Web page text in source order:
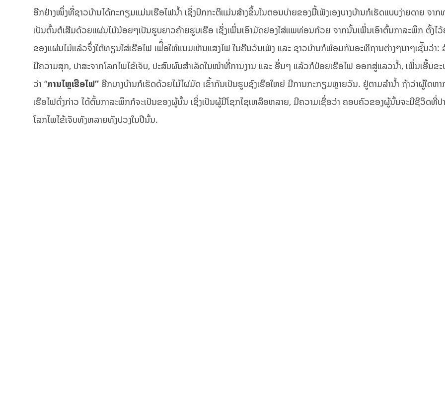
ອີກຢ່າງໜຶ່ງທີ່ຊາວບ້ານໄດ້ກະກຽມແມ່ນເຮືອໄຟນ້ຳ ເຊິ່ງປົກກະຕິແມ່ນສ້າງຂຶ້ນໃນຕອນບ່າຍຂອງມື້ເພັງເອງບາງບ້ານກໍເຮັດແບບງ່າຍດາຍ ຈາ
ເປັນຕົ້ນຕໍເສີມດ້ວຍແຜ່ນໄມ້ນ້ອຍໆເປັນຮູບຍາວຄ້າຍຮູບເຮືອ ເຊິ່ງເພິ່ນເອົາມັດຢອງໃສ່ແພທ່ອນກ້ວຍ ຈາກນັ້ນເພິ່ນເອົາຕົ້ນກາລະພຶກ ຕັ້ງໄວ້
ຂອງແຜ່ນໄມ້ແລ້ວຈຶ່ງໃຕ້ທຽນໃສ່ເຮືອໄຟ ເພ່ື່ອໃຫ້ແນມເຫັນແສງໄຟ ໃນຄືນວັນເພັງ ແລະ ຊາວບ້ານກໍພ້ອມກັນອະທິຖານຕ່າງໆນາໆເຊ່ັນວ່າ:
ມີຄວາມສຸກ, ປາສະຈາກໂລກໄພໄຂ້ເຈັບ, ປະສົບຜົນສຳເລັດໃນໜ້າທີ່ການງານ ແລະ ອື່ນໆ ແລ້ວກໍປ່ອຍເຮືອໄຟ ອອກສູ່ແລວນ້ຳ, ເພິ່ນເອີ້ນຂ
ວ່າ “ການໄຫຼເຮືອໄຟ” ອີກບາງບ້ານກໍເຮັດດ້ວຍໄມ້ໄຜ່ມັດ ເຂົ້າກັນເປັນຮູບຊົງເຮືອໃຫຍ່ ມີການກະກຽມຫຼາຍວັນ. ຢູ່ຕາມລຳນ້ຳ ຖ້າວ່າຜູ້ໃດຫາ
ເຮືອໄຟດັ່ງກ່າວ ໄດ້ຕົ້ນກາລະພຶກກໍຈະເປັນຂອງຜູ້ນັ້ນ ເຊິ່ງເປັນຜູ້ມີໂຊກໄຊເຫລືອຫລາຍ, ມີຄວາມເຊື່ອວ່າ ຄອບຄົວຂອງຜູ້ນັ້ນຈະມີຊີວິດທີ່ປ
ໂລກໄພໄຂ້ເຈັບທັງຫລາຍທັງປວງໃນປີນັ້ນ.